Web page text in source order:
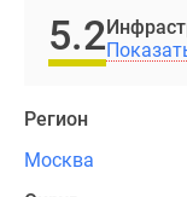
также
двухуровневые
с
видами
5.2
Регион
Москва